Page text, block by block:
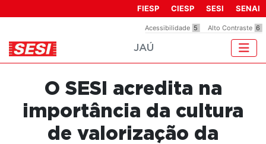
inclui
um
acessibilidade.
Acessibilidade 5 Alto Contraste 6
FIESP CIESP SESI SENAI
JAÚ
O SESI acredita na
importância da cultura
de valorização da